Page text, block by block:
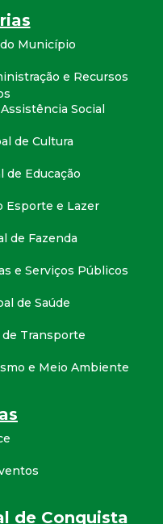
Município
e Recursos
Social
de Cultura
de Educação
Esporte e Lazer
de Fazenda
e Serviços Públicos
de Saúde
Transporte
e Meio Ambiente
de Conquista